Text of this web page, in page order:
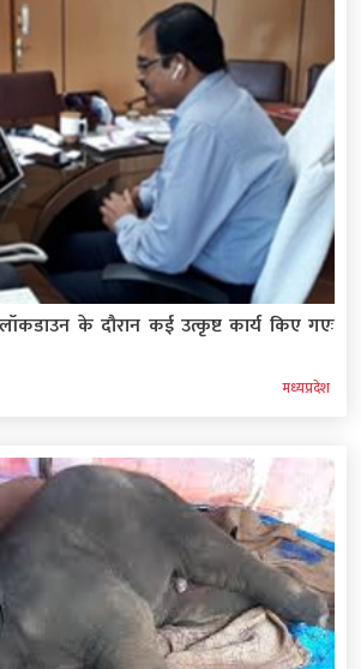
के दौरान कई उत्कृष्ट कार्य किए गएः
मध्‍यप्रदेश